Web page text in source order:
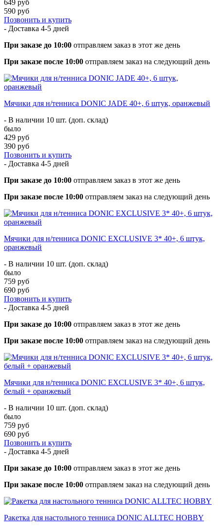
649 руб
590 руб
Позвонить и купить
- Доставка 4-5 дней
При заказе до 10:00 отправляем заказ в этот же день
При заказе после 10:00 отправляем заказ на следующий день
Мячики для н/тенниса DONIC JADE 40+, 6 штук, оранжевый
- В наличии 10 шт. (доп. склад)
было
429 руб
390 руб
Позвонить и купить
- Доставка 4-5 дней
При заказе до 10:00 отправляем заказ в этот же день
При заказе после 10:00 отправляем заказ на следующий день
Мячики для н/тенниса DONIC EXCLUSIVE 3* 40+, 6 штук,
оранжевый
- В наличии 10 шт. (доп. склад)
было
759 руб
690 руб
Позвонить и купить
- Доставка 4-5 дней
При заказе до 10:00 отправляем заказ в этот же день
При заказе после 10:00 отправляем заказ на следующий день
Мячики для н/тенниса DONIC EXCLUSIVE 3* 40+, 6 штук,
белый + оранжевый
- В наличии 10 шт. (доп. склад)
было
759 руб
690 руб
Позвонить и купить
- Доставка 4-5 дней
При заказе до 10:00 отправляем заказ в этот же день
При заказе после 10:00 отправляем заказ на следующий день
Ракетка для настольного тенниса DONIC ALLTEC HOBBY